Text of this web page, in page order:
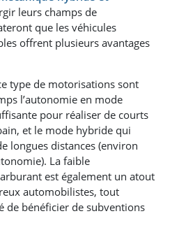
leurs champs de
que les véhicules
offrent plusieurs avantages
type de motorisations sont
l’autonomie en mode
pour réaliser de courts
et le mode hybride qui
longues distances (environ
La faible
est également un atout
automobilistes, tout
de bénéficier de subventions